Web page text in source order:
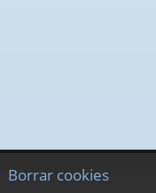
Borrar cookies